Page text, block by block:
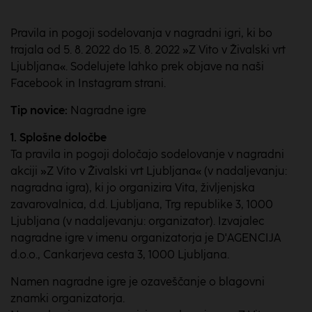
Pravila in pogoji sodelovanja v nagradni igri, ki bo
trajala od 5. 8. 2022 do 15. 8. 2022 »Z Vito v Živalski vrt
Ljubljana«. Sodelujete lahko prek objave na naši
Facebook in Instagram strani.
Tip novice: Nagradne igre
1. Splošne določbe
Ta pravila in pogoji določajo sodelovanje v nagradni
akciji »Z Vito v Živalski vrt Ljubljana« (v nadaljevanju:
nagradna igra), ki jo organizira Vita, življenjska
zavarovalnica, d.d. Ljubljana, Trg republike 3, 1000
Ljubljana (v nadaljevanju: organizator). Izvajalec
nagradne igre v imenu organizatorja je D'AGENCIJA
d.o.o., Cankarjeva cesta 3, 1000 Ljubljana.
Namen nagradne igre je ozaveščanje o blagovni
znamki organizatorja.